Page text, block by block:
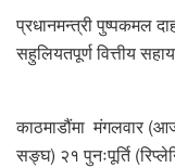
प्रधानमन्त्री पुष्पकमल
सहुलियतपूर्ण वित्तीय
काठमाडौंमा मंगलवार
सङ्घ) २१ पुनःपूर्ति